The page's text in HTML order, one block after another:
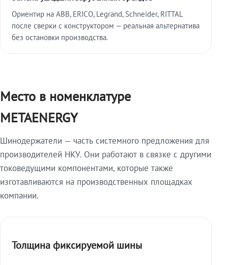
Ориентир на ABB, ERICO, Legrand, Schneider, RITTAL
после сверки с конструктором — реальная альтернатива
без остановки производства.
Место в номенклатуре
METAENERGY
Шинодержатели — часть системного предложения для
производителей НКУ. Они работают в связке с другими
токоведущими компонентами, которые также
изготавливаются на производственных площадках
компании.
Толщина фиксируемой шины